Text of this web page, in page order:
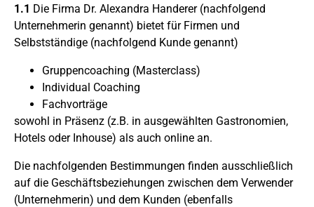
1.1 Die Firma Dr. Alexandra Handerer (nachfolgend
Unternehmerin genannt) bietet für Firmen und
Selbstständige (nachfolgend Kunde genannt)
Gruppencoaching (Masterclass)
Individual Coaching
Fachvorträge
sowohl in Präsenz (z.B. in ausgewählten Gastronomien,
Hotels oder Inhouse) als auch online an.
Die nachfolgenden Bestimmungen finden ausschließlich
auf die Geschäftsbeziehungen zwischen dem Verwender
(Unternehmerin) und dem Kunden (ebenfalls